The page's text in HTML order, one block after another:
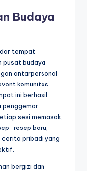
Budaya
tempat
pusat budaya
antarpersonal
komunitas
ini berhasil
penggemar
sesi memasak,
resep baru,
cerita pribadi yang
bergizi dan